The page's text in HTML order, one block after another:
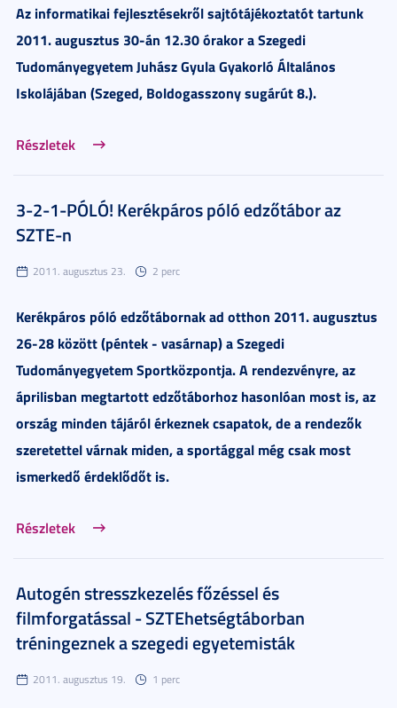
Az informatikai fejlesztésekről sajtótájékoztatót tartunk
2011. augusztus 30-án 12.30 órakor a Szegedi
Tudományegyetem Juhász Gyula Gyakorló Általános
Iskolájában (Szeged, Boldogasszony sugárút 8.).
Részletek
3-2-1-PÓLÓ! Kerékpáros póló edzőtábor az
SZTE-n
2011. augusztus 23. 2 perc
Kerékpáros póló edzőtábornak ad otthon 2011. augusztus
26-28 között (péntek - vasárnap) a Szegedi
Tudományegyetem Sportközpontja. A rendezvényre, az
áprilisban megtartott edzőtáborhoz hasonlóan most is, az
ország minden tájáról érkeznek csapatok, de a rendezők
szeretettel várnak miden, a sportággal még csak most
ismerkedő érdeklődőt is.
Részletek
Autogén stresszkezelés főzéssel és
filmforgatással - SZTEhetségtáborban
tréningeznek a szegedi egyetemisták
2011. augusztus 19. 1 perc